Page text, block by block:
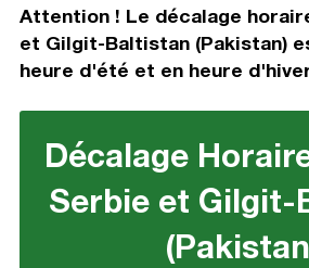
Attention ! Le décalage
et Gilgit-Baltistan (Pakistan)
heure d'été et en heure
Décalage
Serbie et Gilgit-